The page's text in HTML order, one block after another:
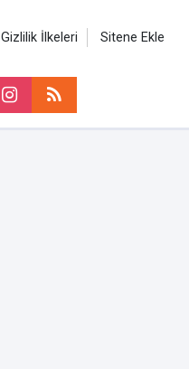
Gizlilik İlkeleri Sitene Ekle